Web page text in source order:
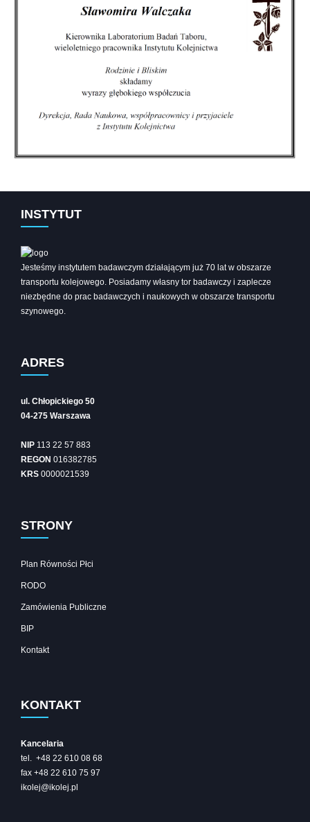
INSTYTUT
Jesteśmy instytutem badawczym działającym już 70 lat w obszarze
transportu kolejowego. Posiadamy własny tor badawczy i zaplecze
niezbędne do prac badawczych i naukowych w obszarze transportu
szynowego.
ADRES
ul. Chłopickiego 50
04-275 Warszawa
NIP 113 22 57 883
REGON 016382785
KRS 0000021539
STRONY
Plan Równości Płci
RODO
Zamówienia Publiczne
BIP
Kontakt
KONTAKT
Kancelaria
tel. +48 22 610 08 68
fax +48 22 610 75 97
ikolej@ikolej.pl